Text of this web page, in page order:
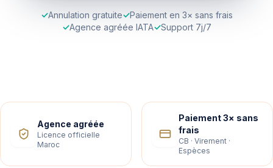
✓Annulation gratuite✓Paiement en 3× sans frais
✓Agence agréée IATA✓Support 7j/7
Agence agréée
Licence officielle
Maroc
Paiement 3× sans
frais
CB · Virement ·
Espèces